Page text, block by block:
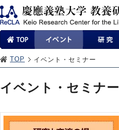
TOP イベント・セミナー
イベント・セミナー